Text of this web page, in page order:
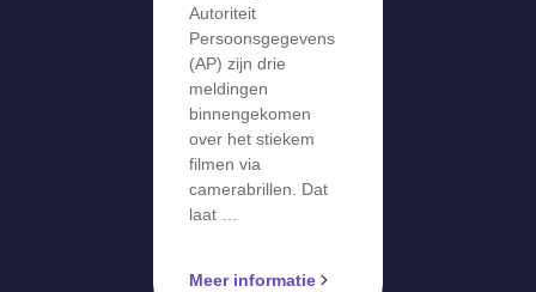
Autoriteit
Persoonsgegevens
(AP) zijn drie
meldingen
binnengekomen
over het stiekem
filmen via
camerabrillen. Dat
laat …
Meer informatie